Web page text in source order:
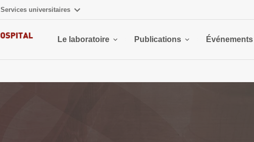
Services universitaires
Le laboratoire Publications